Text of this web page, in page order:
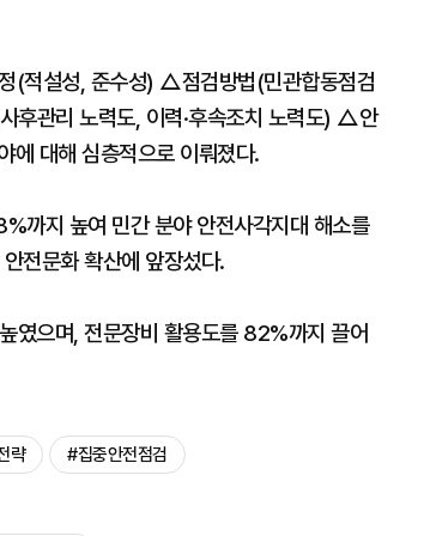
(적설성, 준수성) △점검방법(민관합동점검
후관리 노력도, 이력·후속조치 노력도) △안
에 대해 심층적으로 이뤄졌다.
까지 높여 민간 분야 안전사각지대 해소를
전문화 확산에 앞장섰다.
였으며, 전문장비 활용도를 82%까지 끌어
략 #집중안전점검